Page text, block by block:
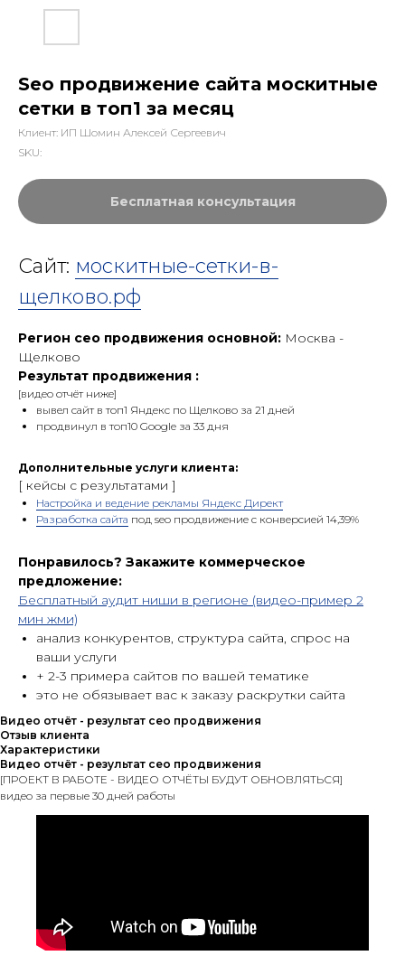
Seo продвижение сайта москитные
сетки в топ1 за месяц
Клиент: ИП Шомин Алексей Сергеевич
SKU:
Бесплатная консультация
Сайт: москитные-сетки-в-
щелково.рф
Регион сео продвижения основной: Москва -
Щелково
Результат продвижения :
[видео отчёт ниже]
вывел сайт в топ1 Яндекс по Щелково за 21 дней
продвинул в топ10 Google за 33 дня
Дополнительные услуги клиента:
[ кейсы c результатами ]
Настройка и ведение рекламы Яндекс Директ
Разработка сайта под seo продвижение с конверсией 14,39%
Понравилось? Закажите коммерческое
предложение:
Бесплатный аудит ниши в регионе (видео-пример 2
мин жми)
анализ конкурентов, структура сайта, спрос на
ваши услуги
+ 2-3 примера сайтов по вашей тематике
это не обязывает вас к заказу раскрутки сайта
Видео отчёт - результат сео продвижения
Отзыв клиента
Характеристики
Видео отчёт - результат сео продвижения
[ПРОЕКТ В РАБОТЕ - ВИДЕО ОТЧЁТЫ БУДУТ ОБНОВЛЯТЬСЯ]
видео за первые 30 дней работы